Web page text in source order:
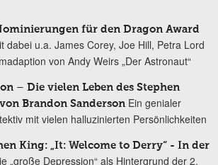
für den Dragon Award
dabei u.a. James Corey, Joe Hill, Petra Lord
von Andy Weirs „Der Astronaut“
– Die vielen Leben des Stephen
von Brandon Sanderson Ein genialer
mit vielen halluzinierten Persönlichkeiten
King: „It: Welcome to Derry“ - In der
„große Depression“ als Hintergrund der 2.